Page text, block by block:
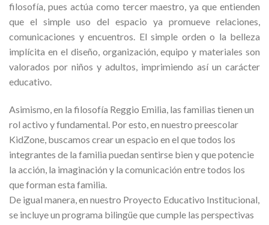
filosofía, pues actúa como tercer maestro, ya que entienden
que el simple uso del espacio ya promueve relaciones,
comunicaciones y encuentros. El simple orden o la belleza
implícita en el diseño, organización, equipo y materiales son
valorados por niños y adultos, imprimiendo así un carácter
educativo.
Asimismo, en la filosofía Reggio Emilia, las familias tienen un
rol activo y fundamental. Por esto, en nuestro preescolar
KidZone, buscamos crear un espacio en el que todos los
integrantes de la familia puedan sentirse bien y que potencie
la acción, la imaginación y la comunicación entre todos los
que forman esta familia.
De igual manera, en nuestro Proyecto Educativo Institucional,
se incluye un programa bilingüe que cumple las perspectivas